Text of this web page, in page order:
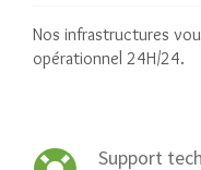
Nos infrastructures
opérationnel 24H/24.
Support